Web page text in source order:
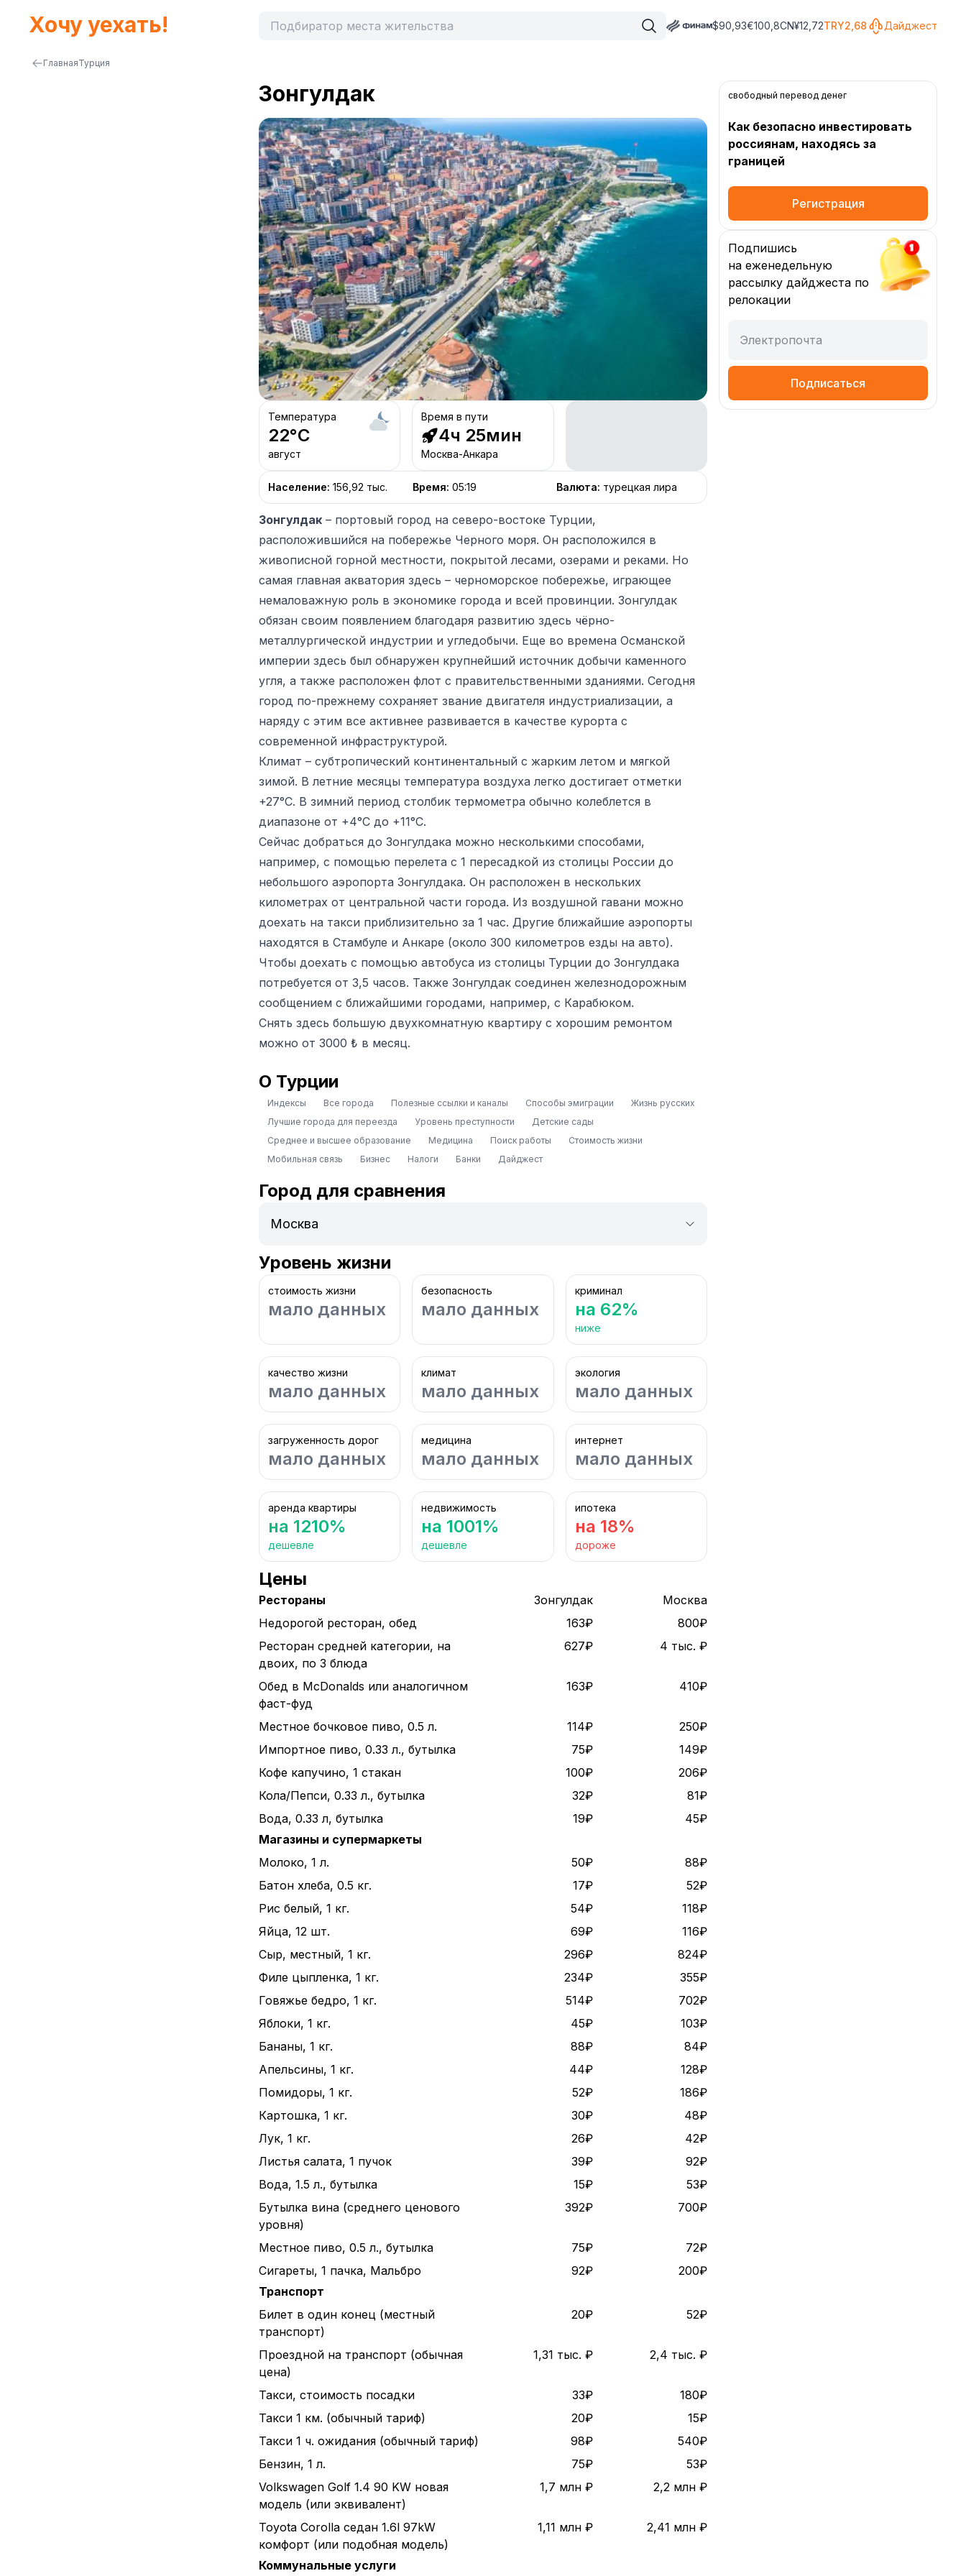
Хочу уехать! $90,93€100,8CN¥12,72TRY2,68 Дайджест
ГлавнаяТурция
Зонгулдак
Температура
22°C
август
Время в пути
4ч 25мин
Москва-Анкара
Население: 156,92 тыс. Время: 05:19 Валюта: турецкая лира
Зонгулдак – портовый город на северо-востоке Турции,
расположившийся на побережье Черного моря. Он расположился в
живописной горной местности, покрытой лесами, озерами и реками. Но
самая главная акватория здесь – черноморское побережье, играющее
немаловажную роль в экономике города и всей провинции. Зонгулдак
обязан своим появлением благодаря развитию здесь чёрно-
металлургической индустрии и угледобычи. Еще во времена Османской
империи здесь был обнаружен крупнейший источник добычи каменного
угля, а также расположен флот с правительственными зданиями. Сегодня
город по-прежнему сохраняет звание двигателя индустриализации, а
наряду с этим все активнее развивается в качестве курорта с
современной инфраструктурой.
Климат – субтропический континентальный с жарким летом и мягкой
зимой. В летние месяцы температура воздуха легко достигает отметки
+27°C. В зимний период столбик термометра обычно колеблется в
диапазоне от +4°C до +11°C.
Сейчас добраться до Зонгулдака можно несколькими способами,
например, с помощью перелета с 1 пересадкой из столицы России до
небольшого аэропорта Зонгулдака. Он расположен в нескольких
километрах от центральной части города. Из воздушной гавани можно
доехать на такси приблизительно за 1 час. Другие ближайшие аэропорты
находятся в Стамбуле и Анкаре (около 300 километров езды на авто).
Чтобы доехать с помощью автобуса из столицы Турции до Зонгулдака
потребуется от 3,5 часов. Также Зонгулдак соединен железнодорожным
сообщением с ближайшими городами, например, с Карабюком.
Снять здесь большую двухкомнатную квартиру с хорошим ремонтом
можно от 3000 ₺ в месяц.
О Турции
Индексы Все города Полезные ссылки и каналы Способы эмиграции
Жизнь русских
Лучшие города для переезда
Уровень преступности
Детские сады
Среднее и высшее образование
Медицина Поиск работы
Стоимость жизни
Мобильная связь
Бизнес Налоги Банки Дайджест
Город для сравнения
Уровень жизни
стоимость жизни
мало данных
безопасность
мало данных
криминал
на 62%
ниже
качество жизни
мало данных
климат
мало данных
экология
мало данных
загруженность дорог
мало данных
медицина
мало данных
интернет
мало данных
аренда квартиры
на 1210%
дешевле
недвижимость
на 1001%
дешевле
ипотека
на 18%
дороже
Цены
Рестораны Зонгулдак
Москва
Недорогой ресторан, обед
163₽
800₽
Ресторан средней категории, на
двоих, по 3 блюда
627₽ 4 тыс. ₽
Обед в McDonalds или аналогичном
фаст-фуд
163₽ 410₽
Местное бочковое пиво, 0.5 л. 114₽
250₽
Импортное пиво, 0.33 л., бутылка
75₽
149₽
Кофе капучино, 1 стакан
100₽
206₽
Кола/Пепси, 0.33 л., бутылка
32₽
81₽
Вода, 0.33 л, бутылка
19₽
45₽
Магазины и супермаркеты
Молоко, 1 л.
50₽
88₽
Батон хлеба, 0.5 кг.
17₽
52₽
Рис белый, 1 кг.
54₽
118₽
Яйца, 12 шт.
69₽
116₽
Сыр, местный, 1 кг.
296₽
824₽
Филе цыпленка, 1 кг.
234₽
355₽
Говяжье бедро, 1 кг.
514₽
702₽
Яблоки, 1 кг.
45₽
103₽
Бананы, 1 кг.
88₽
84₽
Апельсины, 1 кг.
44₽
128₽
Помидоры, 1 кг.
52₽
186₽
Картошка, 1 кг.
30₽
48₽
Лук, 1 кг.
26₽
42₽
Листья салата, 1 пучок
39₽
92₽
Вода, 1.5 л., бутылка
15₽
53₽
Бутылка вина (среднего ценового
уровня)
392₽ 700₽
Местное пиво, 0.5 л., бутылка 75₽
72₽
Сигареты, 1 пачка, Мальбро
92₽
200₽
Транспорт
Билет в один конец (местный
транспорт)
20₽ 52₽
Проездной на транспорт (обычная
цена)
1,31 тыс. ₽ 2,4 тыс. ₽
Такси, стоимость посадки 33₽
180₽
Такси 1 км. (обычный тариф)
20₽
15₽
Такси 1 ч. ожидания (обычный тариф)
98₽
540₽
Бензин, 1 л.
75₽
53₽
Volkswagen Golf 1.4 90 KW новая
модель (или эквивалент)
1,7 млн ₽ 2,2 млн ₽
Toyota Corolla седан 1.6l 97kW
комфорт (или подобная модель)
1,11 млн ₽ 2,41 млн ₽
Коммунальные услуги
свободный перевод денег
Как безопасно инвестировать
россиянам, находясь за
границей
Регистрация
Подпишись
на еженедельную
рассылку дайджеста по
релокации
Электропочта
Подписаться